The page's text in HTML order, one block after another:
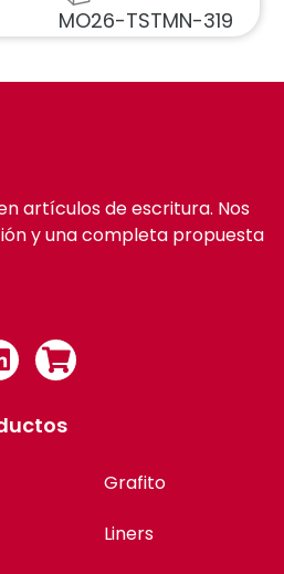
MO26-TSTMN-319
artículos de escritura. Nos
y una completa propuesta
Grafito
Liners